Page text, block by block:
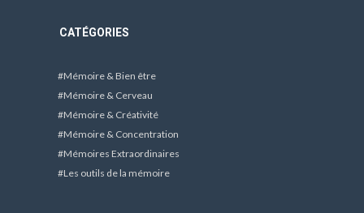
CATÉGORIES
#Mémoire & Bien être
#Mémoire & Cerveau
#Mémoire & Créativité
#Mémoire & Concentration
#Mémoires Extraordinaires
#Les outils de la mémoire